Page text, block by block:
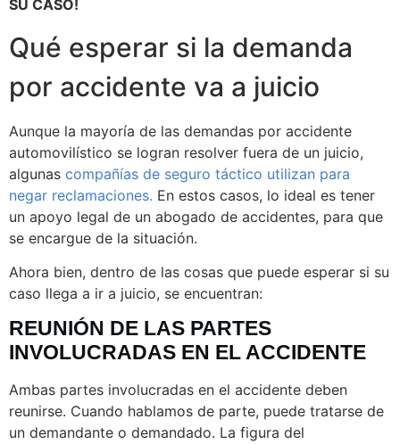
SU CASO!
Qué esperar si la demanda
por accidente va a juicio
Aunque la mayoría de las demandas por accidente
automovilístico se logran resolver fuera de un juicio,
algunas compañías de seguro táctico utilizan para
negar reclamaciones. En estos casos, lo ideal es tener
un apoyo legal de un abogado de accidentes, para que
se encargue de la situación.
Ahora bien, dentro de las cosas que puede esperar si su
caso llega a ir a juicio, se encuentran:
REUNIÓN DE LAS PARTES
INVOLUCRADAS EN EL ACCIDENTE
Ambas partes involucradas en el accidente deben
reunirse. Cuando hablamos de parte, puede tratarse de
un demandante o demandado. La figura del